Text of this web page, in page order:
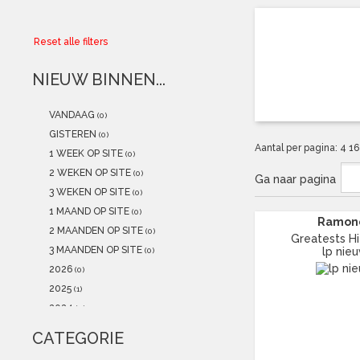
Kadobonnen
POSTERS(NEW)
Alle artikelen
Reset alle filters
NIEUW BINNEN...
VANDAAG (0)
GISTEREN (0)
1 WEEK OP SITE (0)
2 WEKEN OP SITE (0)
3 WEKEN OP SITE (0)
1 MAAND OP SITE (0)
2 MAANDEN OP SITE (0)
3 MAANDEN OP SITE (0)
2026 (0)
2025 (1)
2024 (0)
2022 (0)
CATEGORIE
Aantal per pagina: 4 16
Ga naar pagina
Greatests
lp